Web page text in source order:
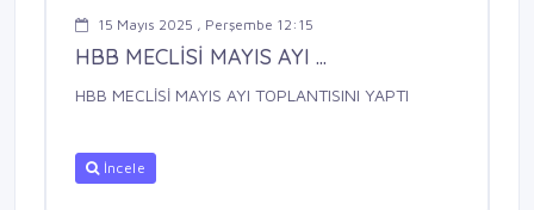
15 Mayıs 2025 , Perşembe 12:15
HBB MECLİSİ MAYIS AYI ...
HBB MECLİSİ MAYIS AYI TOPLANTISINI YAPTI
İncele